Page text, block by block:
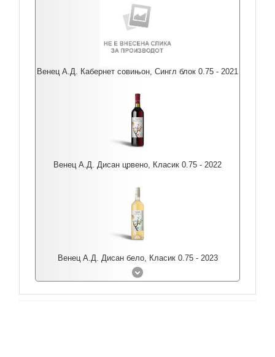
Венец А.Д. Кабернет совињон, Сингл блок 0.75 - 2021
Венец А.Д. Дисан црвено, Класик 0.75 - 2022
Венец А.Д. Дисан бело, Класик 0.75 - 2023